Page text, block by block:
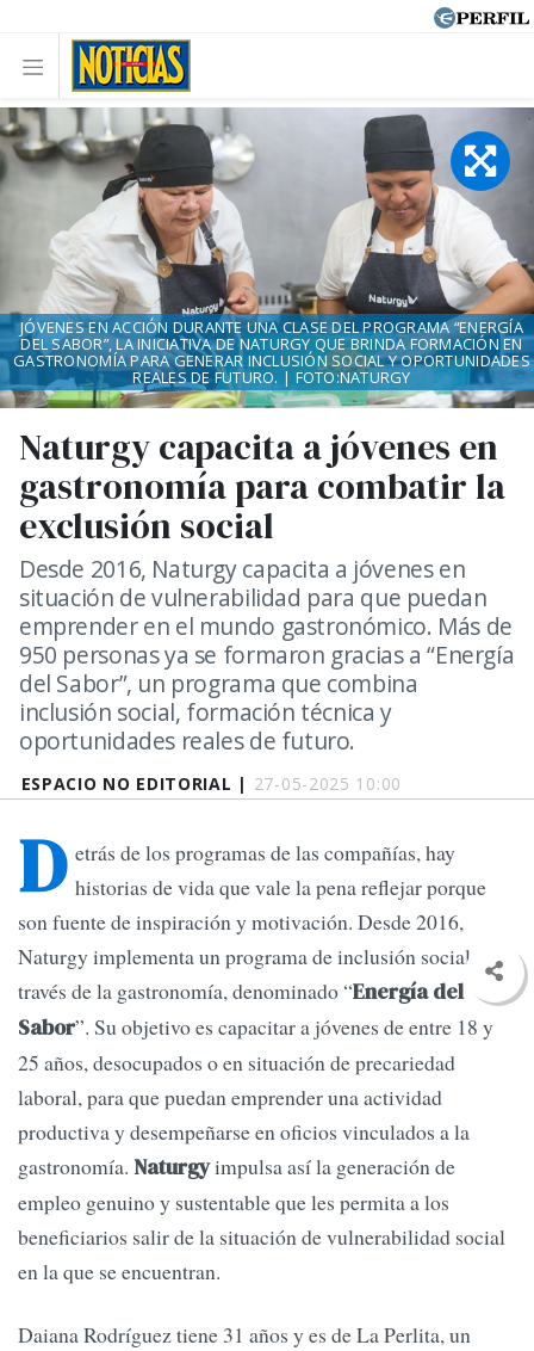
ESPACIO NO EDITORIAL | 27-05-2025 10:00
Naturgy capacita a jóvenes en
gastronomía para combatir la
exclusión social
Desde 2016, Naturgy capacita a jóvenes en
situación de vulnerabilidad para que puedan
emprender en el mundo gastronómico. Más de
950 personas ya se formaron gracias a “Energía
del Sabor”, un programa que combina
inclusión social, formación técnica y
oportunidades reales de futuro.
JÓVENES EN ACCIÓN DURANTE UNA CLASE DEL PROGRAMA “ENERGÍA
DEL SABOR”, LA INICIATIVA DE NATURGY QUE BRINDA FORMACIÓN EN
GASTRONOMÍA PARA GENERAR INCLUSIÓN SOCIAL Y OPORTUNIDADES
REALES DE FUTURO. | FOTO:NATURGY
D etrás de los programas de las compañías, hay
historias de vida que vale la pena reflejar porque
son fuente de inspiración y motivación. Desde 2016,
Naturgy implementa un programa de inclusión social a
través de la gastronomía, denominado “Energía del
Sabor”. Su objetivo es capacitar a jóvenes de entre 18 y
25 años, desocupados o en situación de precariedad
laboral, para que puedan emprender una actividad
productiva y desempeñarse en oficios vinculados a la
gastronomía. Naturgyimpulsa así la generación de
empleo genuino y sustentable que les permita a los
beneficiarios salir de la situación de vulnerabilidad social
en la que se encuentran.
Daiana Rodríguez tiene 31 años y es de La Perlita, un